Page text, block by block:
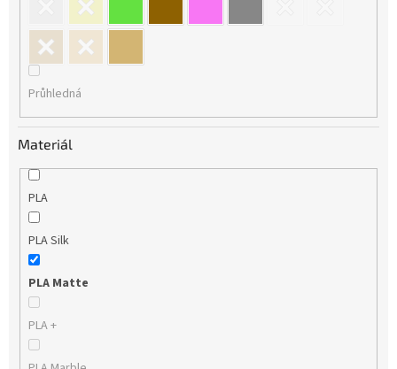
Průhledná
Materiál
PLA
PLA Silk
PLA Matte
PLA +